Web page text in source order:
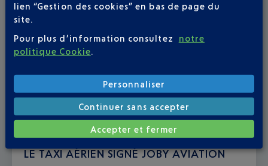
L’AÉROPORT NICE CÔTE D'AZUR DÉVOILE
LE TAXI AÉRIEN SIGNÉ JOBY AVIATION
lien “Gestion des cookies” en bas de page du
site.
Pour plus d’information consultez
notre
politique Cookie.
Personnaliser
Continuer sans accepter
Accepter et fermer